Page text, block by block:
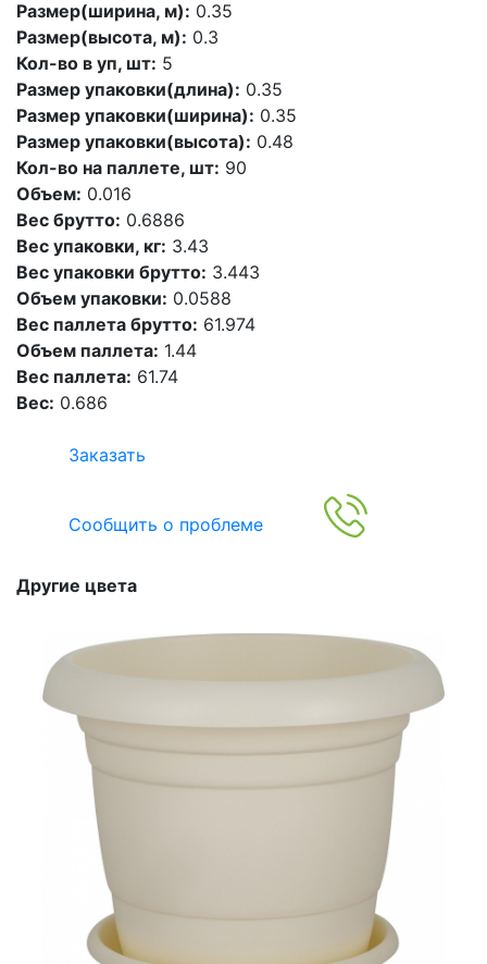
Размер(ширина, м): 0.35
Размер(высота, м): 0.3
Кол-во в уп, шт: 5
Размер упаковки(длина): 0.35
Размер упаковки(ширина): 0.35
Размер упаковки(высота): 0.48
Кол-во на паллете, шт: 90
Объем: 0.016
Вес брутто: 0.6886
Вес упаковки, кг: 3.43
Вес упаковки брутто: 3.443
Объем упаковки: 0.0588
Вес паллета брутто: 61.974
Объем паллета: 1.44
Вес паллета: 61.74
Вес: 0.686
Заказать
Сообщить о проблеме
Другие цвета